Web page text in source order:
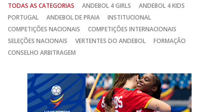
TODAS AS CATEGORIAS ANDEBOL 4 GIRLS
ANDEBOL 4 KIDS
PORTUGAL
ANDEBOL DE PRAIA
INSTITUCIONAL
COMPETIÇÕES NACIONAIS
COMPETIÇÕES INTERNACIONAIS
SELEÇÕES NACIONAIS
VERTENTES DO ANDEBOL
FORMAÇÃO
CONSELHO ARBITRAGEM
Anterior